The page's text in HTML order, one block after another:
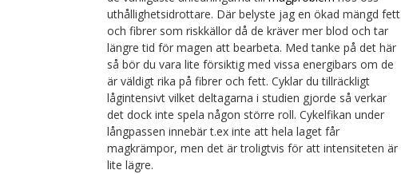
uthållighetsidrottare. Där belyste jag en ökad mängd fett
och fibrer som riskkällor då de kräver mer blod och tar
längre tid för magen att bearbeta. Med tanke på det här
så bör du vara lite försiktig med vissa energibars om de
är väldigt rika på fibrer och fett. Cyklar du tillräckligt
lågintensivt vilket deltagarna i studien gjorde så verkar
det dock inte spela någon större roll. Cykelfikan under
långpassen innebär t.ex inte att hela laget får
magkrämpor, men det är troligtvis för att intensiteten är
lite lägre.